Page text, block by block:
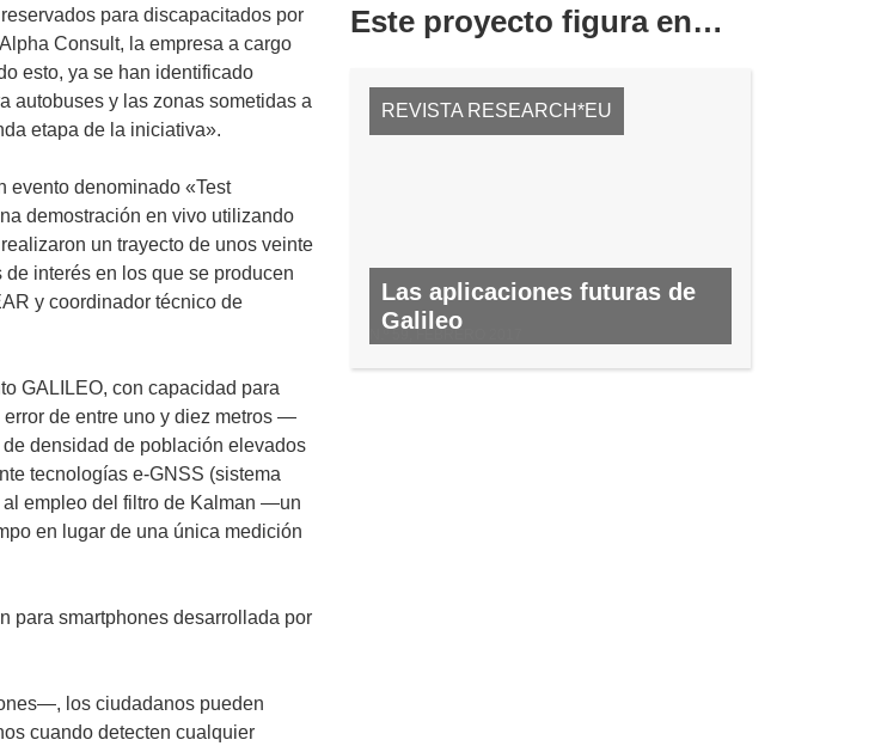
para discapacitados por
Consult, la empresa a cargo
esto, ya se han identificado
autobuses y las zonas sometidas a
etapa de la iniciativa».
evento denominado «Test
demostración en vivo utilizando
un trayecto de unos veinte
interés en los que se producen
y coordinador técnico de
GALILEO, con capacidad para
de entre uno y diez metros —
densidad de población elevados
tecnologías e-GNSS (sistema
empleo del filtro de Kalman —un
en lugar de una única medición
para smartphones desarrollada por
los ciudadanos pueden
cuando detecten cualquier
Este proyecto figura en…
REVISTA RESEARCH*EU
Las aplicaciones futuras de
Galileo